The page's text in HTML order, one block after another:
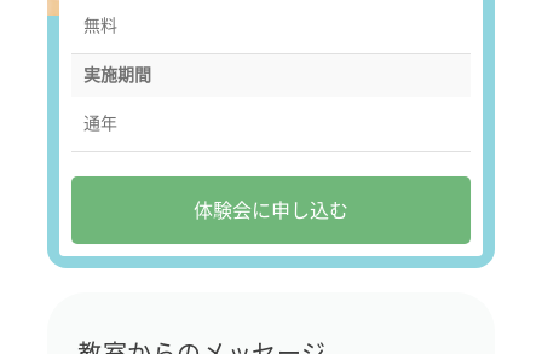
無料
実施期間
通年
体験会に申し込む